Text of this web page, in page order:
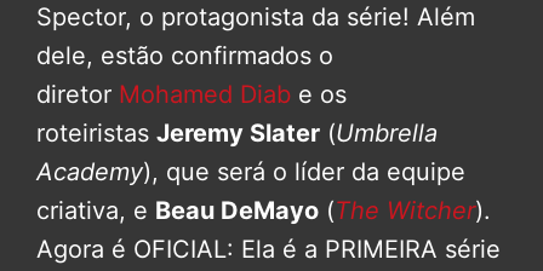
Spector, o protagonista da série! Além
dele, estão confirmados o
diretor Mohamed Diab e os
roteiristas Jeremy Slater (Umbrella
Academy), que será o líder da equipe
criativa, e Beau DeMayo (The Witcher).
Agora é OFICIAL: Ela é a PRIMEIRA série